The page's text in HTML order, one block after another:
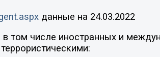
данные на 24.03.2022
том числе иностранных и